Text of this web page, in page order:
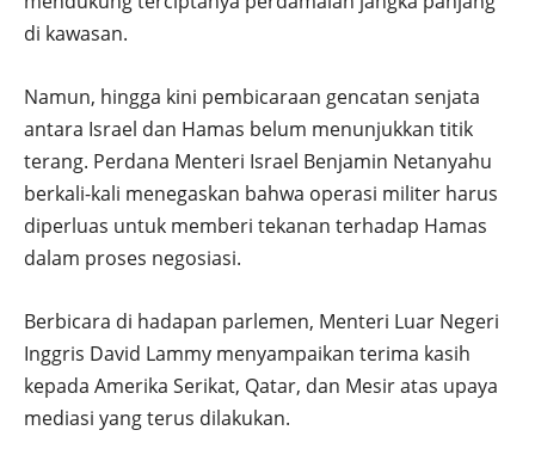
di kawasan.
Namun, hingga kini pembicaraan gencatan senjata
antara Israel dan Hamas belum menunjukkan titik
terang. Perdana Menteri Israel Benjamin Netanyahu
berkali-kali menegaskan bahwa operasi militer harus
diperluas untuk memberi tekanan terhadap Hamas
dalam proses negosiasi.
Berbicara di hadapan parlemen, Menteri Luar Negeri
Inggris David Lammy menyampaikan terima kasih
kepada Amerika Serikat, Qatar, dan Mesir atas upaya
mediasi yang terus dilakukan.